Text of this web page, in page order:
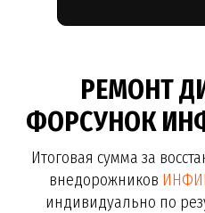
РЕМОНТ
ФОРСУНОК
Итоговая сумма за
внедорожников
индивидуально по